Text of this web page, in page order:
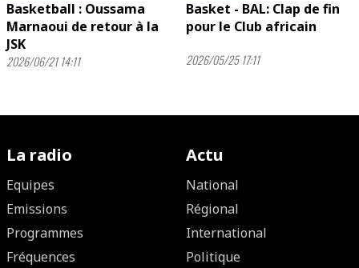
Basketball : Oussama
Marnaoui de retour à la
JSK
2026/06/21 14:11
Basket - BAL: Clap de fin
pour le Club africain
2026/05/25 17:11
La radio
Equipes
Emissions
Programmes
Fréquences
Actu
National
Régional
International
Politique